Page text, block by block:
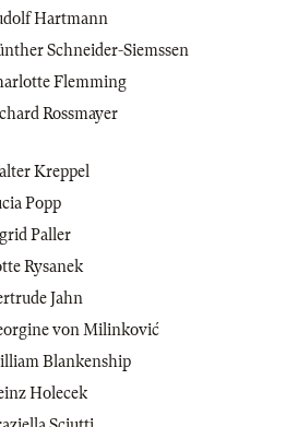
Hartmann
Schneider-Siemssen
Flemming
Rossmayer
Kreppel
Popp
Paller
Rysanek
Jahn
von Milinković
Blankenship
Holecek